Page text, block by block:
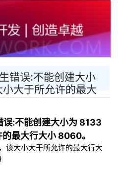
错误:不能创建大小
大于所允许的最大
:不能创建大小为 8133
最大行大小 8060。
该大小大于所允许的最大行大